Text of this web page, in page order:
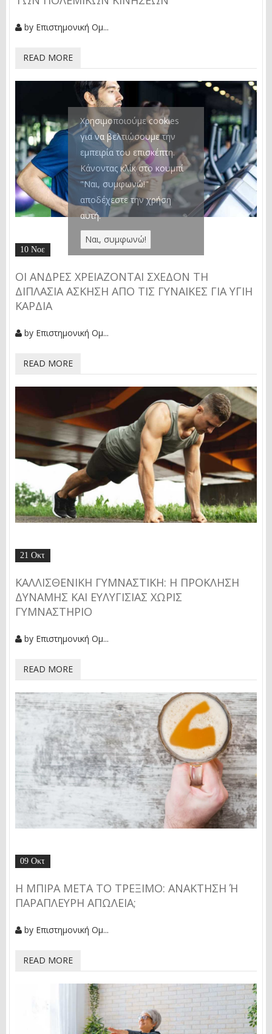
Χρησιμοποιούμε cookies
για να βελτιώσουμε την
εμπειρία του επισκέπτη.
Κάνοντας κλίκ στο κουμπί
"Ναι, συμφωνώ!"
αποδέχεστε την χρήση
αυτή.
by Επιστημονική Ομ...
READ MORE
10 Νοε
ΟΙ ΆΝΔΡΕΣ ΧΡΕΙΆΖΟΝΤΑΙ ΣΧΕΔΌΝ ΤΗ
ΔΙΠΛΆΣΙΑ ΆΣΚΗΣΗ ΑΠΌ ΤΙΣ ΓΥΝΑΊΚΕΣ ΓΙΑ ΥΓΙΉ
ΚΑΡΔΙΆ
by Επιστημονική Ομ...
READ MORE
21 Οκτ
ΚΑΛΛΙΣΘΕΝΙΚΉ ΓΥΜΝΑΣΤΙΚΉ: Η ΠΡΌΚΛΗΣΗ
ΔΎΝΑΜΗΣ ΚΑΙ ΕΥΛΥΓΙΣΊΑΣ ΧΩΡΊΣ
ΓΥΜΝΑΣΤΉΡΙΟ
by Επιστημονική Ομ...
READ MORE
09 Οκτ
Η ΜΠΊΡΑ ΜΕΤΆ ΤΟ ΤΡΈΞΙΜΟ: ΑΝΆΚΤΗΣΗ Ή Π
ΑΡΆΠΛΕΥΡΗ ΑΠΏΛΕΙΑ;
by Επιστημονική Ομ...
READ MORE